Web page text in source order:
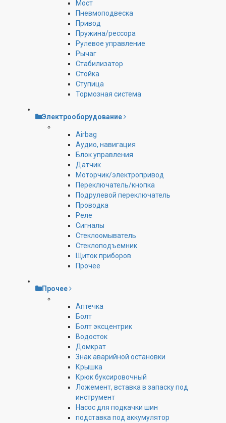
Мост
Пневмоподвеска
Привод
Пружина/рессора
Рулевое управление
Рычаг
Стабилизатор
Стойка
Ступица
Тормозная система
Электрооборудование
Airbag
Аудио, навигация
Блок управления
Датчик
Моторчик/электропривод
Переключатель/кнопка
Подрулевой переключатель
Проводка
Реле
Сигналы
Стеклоомыватель
Стеклоподъемник
Щиток приборов
Прочее
Прочее
Аптечка
Болт
Болт эксцентрик
Водосток
Домкрат
Знак аварийной остановки
Крышка
Крюк буксировочный
Ложемент, вставка в запаску под
инструмент
Насос для подкачки шин
подставка под аккумулятор